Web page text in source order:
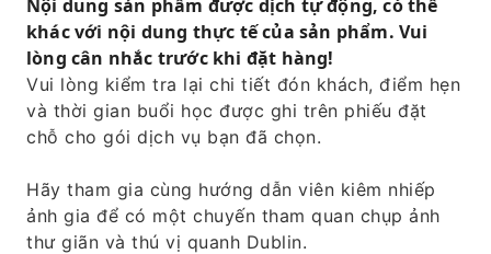
văn hóa.
Tìm hiểu về các điểm tham quan và địa danh
của thành phố qua lời thuyết minh của hướng
dẫn viên.
Bạn sẽ nhận được những lời khuyên về cách
tạo dáng trong suốt chuyến tham quan và
những bức ảnh chất lượng cao đã được chỉnh
sửa sau đó.
Nội dung sản phẩm được dịch tự động, có thể
khác với nội dung thực tế của sản phẩm. Vui
lòng cân nhắc trước khi đặt hàng!
Vui lòng kiểm tra lại chi tiết đón khách, điểm hẹn
và thời gian buổi học được ghi trên phiếu đặt
chỗ cho gói dịch vụ bạn đã chọn.
Hãy tham gia cùng hướng dẫn viên kiêm nhiếp
ảnh gia để có một chuyến tham quan chụp ảnh
thư giãn và thú vị quanh Dublin.